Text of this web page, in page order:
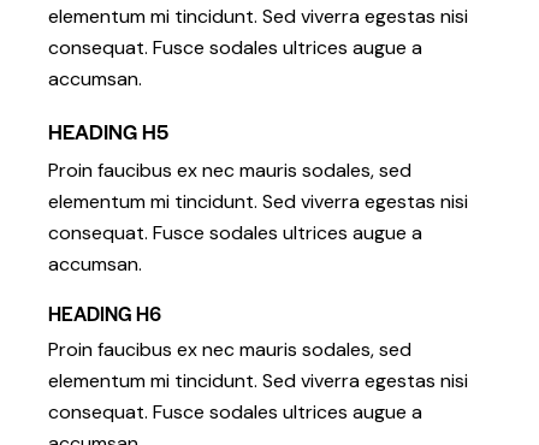
elementum mi tincidunt. Sed viverra egestas nisi
consequat. Fusce sodales ultrices augue a
accumsan.
HEADING H5
Proin faucibus ex nec mauris sodales, sed
elementum mi tincidunt. Sed viverra egestas nisi
consequat. Fusce sodales ultrices augue a
accumsan.
HEADING H6
Proin faucibus ex nec mauris sodales, sed
elementum mi tincidunt. Sed viverra egestas nisi
consequat. Fusce sodales ultrices augue a